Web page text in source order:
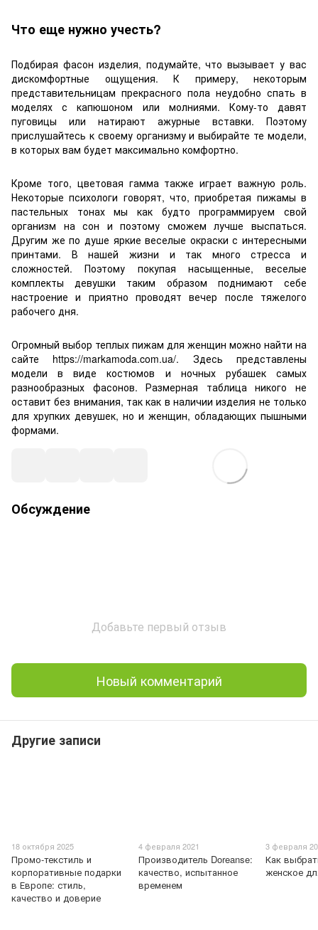
Что еще нужно учесть?
Подбирая фасон изделия, подумайте, что вызывает у вас
дискомфортные ощущения. К примеру, некоторым
представительницам прекрасного пола неудобно спать в
моделях с капюшоном или молниями. Кому-то давят
пуговицы или натирают ажурные вставки. Поэтому
прислушайтесь к своему организму и выбирайте те модели,
в которых вам будет максимально комфортно.
Кроме того, цветовая гамма также играет важную роль.
Некоторые психологи говорят, что, приобретая пижамы в
пастельных тонах мы как будто программируем свой
организм на сон и поэтому сможем лучше выспаться.
Другим же по душе яркие веселые окраски с интересными
принтами. В нашей жизни и так много стресса и
сложностей. Поэтому покупая насыщенные, веселые
комплекты девушки таким образом поднимают себе
настроение и приятно проводят вечер после тяжелого
рабочего дня.
Огромный выбор теплых пижам для женщин можно найти на
сайте https://markamoda.com.ua/. Здесь представлены
модели в виде костюмов и ночных рубашек самых
разнообразных фасонов. Размерная таблица никого не
оставит без внимания, так как в наличии изделия не только
для хрупких девушек, но и женщин, обладающих пышными
формами.
Обсуждение
Добавьте первый отзыв
Новый комментарий
Другие записи
18 октября 2025
Промо-текстиль и
корпоративные подарки
в Европе: стиль,
качество и доверие
4 февраля 2021
Производитель Doreanse:
качество, испытанное
временем
3 февраля
Как
женское